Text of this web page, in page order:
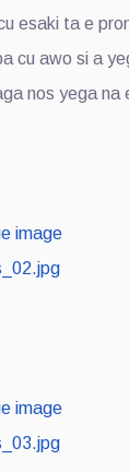
esaki ta e
cu awo si a
nos yega na